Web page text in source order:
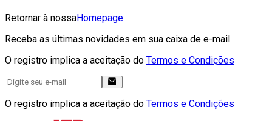
Retornar à nossaHomepage
Receba as últimas novidades em sua caixa de e-mail
O registro implica a aceitação do Termos e Condições
O registro implica a aceitação do Termos e Condições